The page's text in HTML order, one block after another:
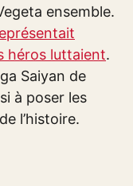
ensemble.
héros luttaient.
Saiyan de
à poser les
l’histoire.